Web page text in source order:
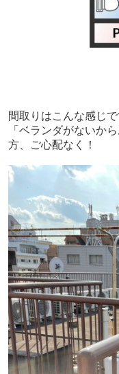
間取りはこんな感じで
「ベランダがないか
方、ご心配なく！